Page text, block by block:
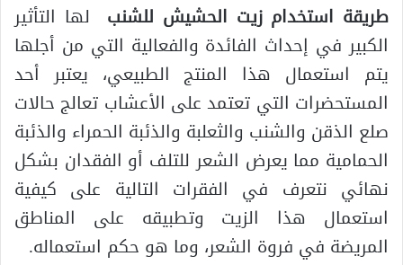
طريقة استخدام زيت الحشيش للشنب لها التأثير
الكبير في إحداث الفائدة والفعالية التي من أجلها
يتم استعمال هذا المنتج الطبيعي، يعتبر أحد
المستحضرات التي تعتمد على الأعشاب تعالج حالات
صلع الذقن والشنب والثعلبة والذئبة الحمراء والذئبة
الحمامية مما يعرض الشعر للتلف أو الفقدان بشكل
نهائي نتعرف في الفقرات التالية على كيفية
استعمال هذا الزيت وتطبيقه على المناطق
المريضة في فروة الشعر، وما هو حكم استعماله.